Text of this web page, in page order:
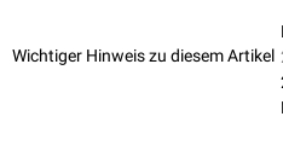
Wichtiger Hinweis zu diesem Artikel